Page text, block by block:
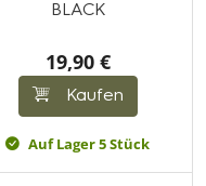
BLACK
19,90 €
Kaufen
Auf Lager 5 Stück